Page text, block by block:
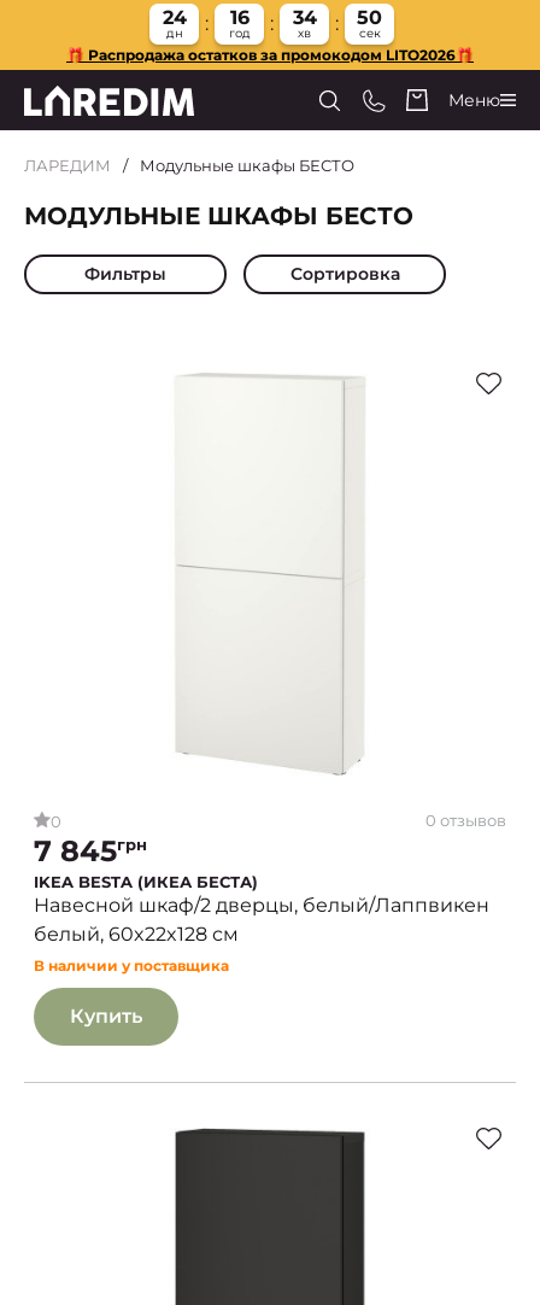
24
дн
16
год
34
хв
48
сек
🎁 Распродажа остатков за промокодом LITO2026🎁
Меню
ЛАРЕДИМ Модульные шкафы БЕСТО
МОДУЛЬНЫЕ ШКАФЫ БЕСТО
Фильтры Сортировка
0 0 отзывов
7 845грн
IKEA BESTA (ИКЕА БЕСТА)
Навесной шкаф/2 дверцы, белый/Лаппвикен
белый, 60x22x128 см
В наличии у поставщика
Купить